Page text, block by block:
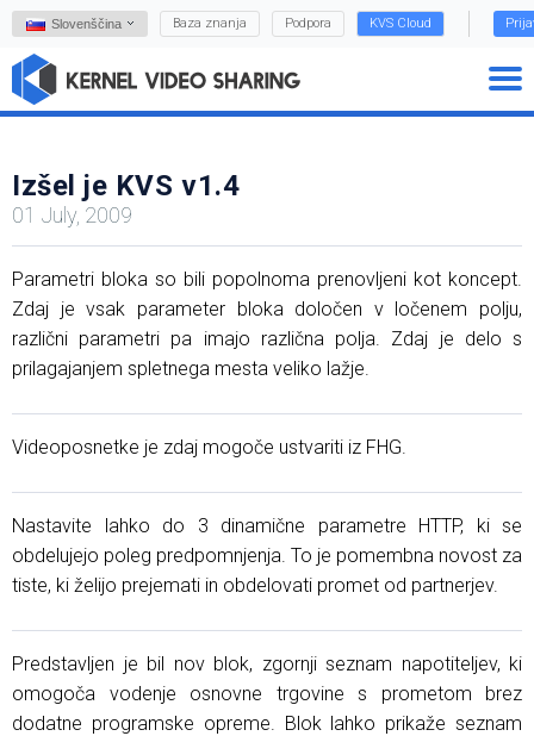
Slovenščina Baza znanja Podpora KVS Cloud
Izšel je KVS v1.4
01 July, 2009
Parametri bloka so bili popolnoma prenovljeni kot koncept.
Zdaj je vsak parameter bloka določen v ločenem polju,
različni parametri pa imajo različna polja. Zdaj je delo s
prilagajanjem spletnega mesta veliko lažje.
Videoposnetke je zdaj mogoče ustvariti iz FHG.
Nastavite lahko do 3 dinamične parametre HTTP, ki se
obdelujejo poleg predpomnjenja. To je pomembna novost za
tiste, ki želijo prejemati in obdelovati promet od partnerjev.
Predstavljen je bil nov blok, zgornji seznam napotiteljev, ki
omogoča vodenje osnovne trgovine s prometom brez
dodatne programske opreme. Blok lahko prikaže seznam